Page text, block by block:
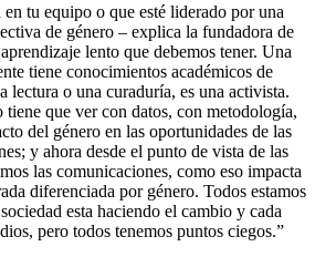
tu equipo o que esté liderado por una
de género – explica la fundadora de
lento que debemos tener. Una
tiene conocimientos académicos de
lectura o una curaduría, es una activista.
tiene que ver con datos, con metodología,
del género en las oportunidades de las
y ahora desde el punto de vista de las
las comunicaciones, como eso impacta
diferenciada por género. Todos estamos
esta haciendo el cambio y cada
pero todos tenemos puntos ciegos.”